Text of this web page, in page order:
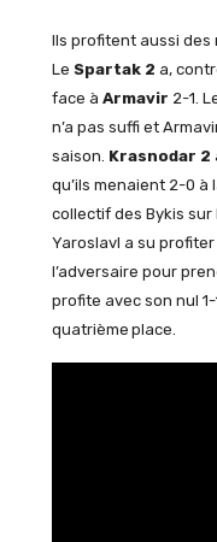
Ils profitent aussi
Le Spartak 2 a,
face à Armavir 2-1.
n’a pas suffi et
saison. Krasnodar 2
qu’ils menaient 2-0 à
collectif des Bykis sur
Yaroslavl a su
l’adversaire pour
profite avec son nul
quatrième place.